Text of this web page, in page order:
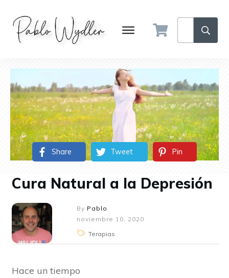
Share Tweet Pin
Cura Natural a la Depresión
By Pablo
noviembre 10, 2020
Terapias
Hace un tiempo